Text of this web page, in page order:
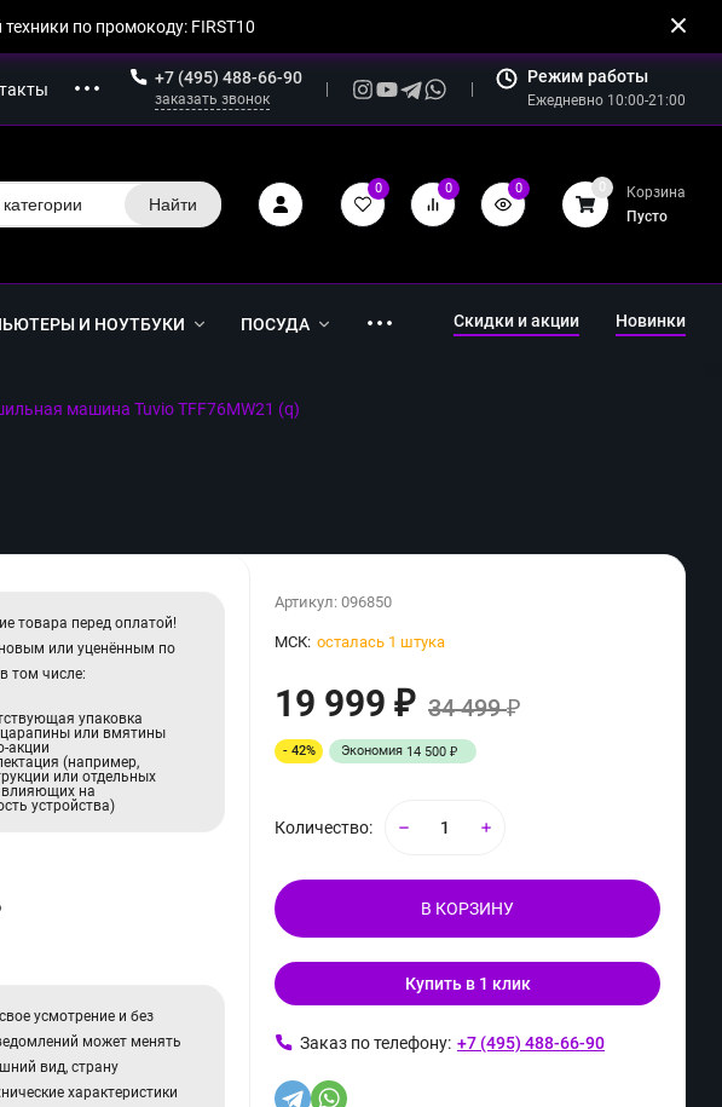
по промокоду: FIRST10
+7 (495) 488-66-90
заказать звонок
Режим работы
Ежедневно 10:00-21:00
Найти
0 0 0 0
Корзина
Пусто
И НОУТБУКИ ПОСУДА Скидки и акции Новинки
машина Tuvio TFF76MW21 (q)
товара перед оплатой!
или уценённым по
том числе:
упаковка
царапины или вмятины
акции
(например,
или отдельных
влияющих на
устройства)
усмотрение и без
может менять
вид, страну
характеристики
Артикул:096850
МСК: осталась 1 штука
19 999₽ 34 499₽
- 42% Экономия 14 500₽
Количество:
В КОРЗИНУ
Купить в 1 клик
Заказ по телефону: +7 (495) 488-66-90